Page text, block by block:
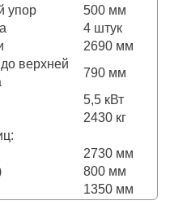
упор
500 мм
4 штук
2690 мм
верхней
790 мм
5,5 кВт
2430 кг
2730 мм
800 мм
1350 мм